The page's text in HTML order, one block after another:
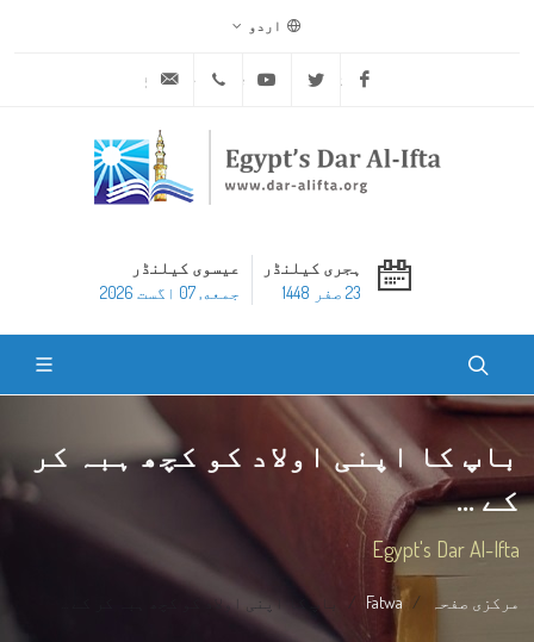
اردو
Facebook
Twitter
Youtube
ہجری کیلنڈر
23 صفر 1448
عیسوی کیلنڈر
جمعه, 07 اگست 2026
باپ کا اپنی اولاد کو کچھ ہبہ کر
کے ...
Egypt's Dar Al-Ifta
مرکزی صفحہ Fatwa باپ کا اپنی اولاد کو کچھ ہبہ کر کے ...